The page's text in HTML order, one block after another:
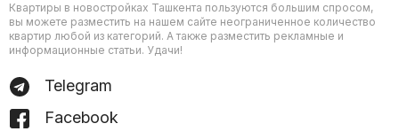
Квартиры в новостройках Ташкента пользуются большим спросом,
вы можете разместить на нашем сайте неограниченное количество
квартир любой из категорий. А также разместить рекламные и
информационные статьи. Удачи!
Telegram
Facebook